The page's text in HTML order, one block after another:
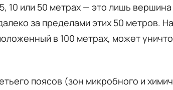
10 или 50 метрах — это лишь
за пределами этих 50 метров.
в 100 метрах, может
поясов (зон микробного и